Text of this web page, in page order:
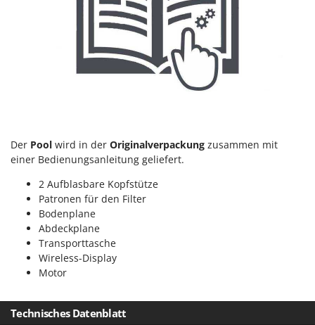
Wasserpumpen für Traktoren
Wein- und Obstpressen
Wein- und Ölschichtenfilter
Weitere Produkte
Z
Zinkeneggen
Zubehör für Rasentraktoren
Lampacrescia - MGM
Landxcape
Lisam
Lotusgrill
M.A.I.BO.
Macom
Macte Ovens
Makita
Marcato
Der Pool wird in der Originalverpackung zusammen mit
einer Bedienungsanleitung geliefert.
2 Aufblasbare Kopfstütze
Patronen für den Filter
Bodenplane
Abdeckplane
Transporttasche
Wireless-Display
Motor
Technisches Datenblatt